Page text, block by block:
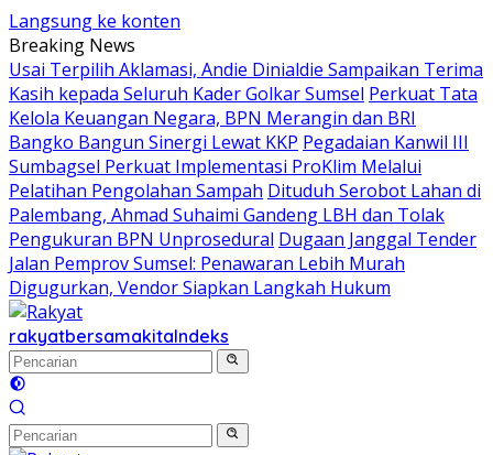
Langsung ke konten
Breaking News
Usai Terpilih Aklamasi, Andie Dinialdie Sampaikan Terima
Kasih kepada Seluruh Kader Golkar Sumsel Perkuat Tata
Kelola Keuangan Negara, BPN Merangin dan BRI
Bangko Bangun Sinergi Lewat KKP Pegadaian Kanwil III
Sumbagsel Perkuat Implementasi ProKlim Melalui
Pelatihan Pengolahan Sampah Dituduh Serobot Lahan di
Palembang, Ahmad Suhaimi Gandeng LBH dan Tolak
Pengukuran BPN Unprosedural Dugaan Janggal Tender
Jalan Pemprov Sumsel: Penawaran Lebih Murah
Digugurkan, Vendor Siapkan Langkah Hukum
rakyatbersamakitaIndeks